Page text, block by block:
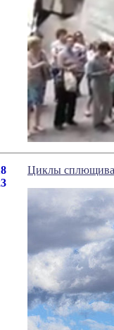
Циклы